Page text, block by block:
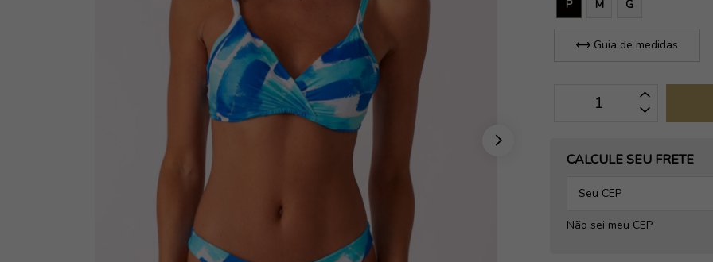
P M G
Guia de medidas
OPÇÕES DE FRETE
CALCULE SEU FRETE
Não sei meu CEP